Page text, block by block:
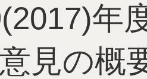
年
見の概